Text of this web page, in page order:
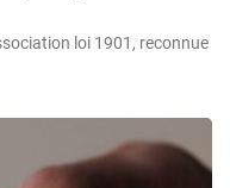
loi 1901, reconnue